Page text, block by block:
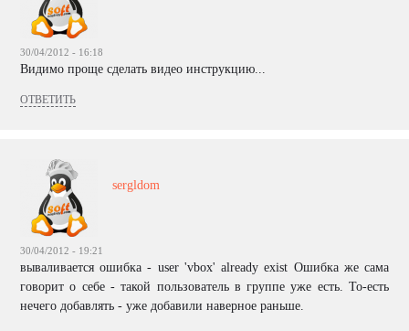
30/04/2012 - 16:18
Видимо проще сделать видео инструкцию...
ОТВЕТИТЬ
sergldom
30/04/2012 - 19:21
вываливается ошибка - user 'vbox' already exist Ошибка же сама
говорит о себе - такой пользователь в группе уже есть. То-есть
нечего добавлять - уже добавили наверное раньше.